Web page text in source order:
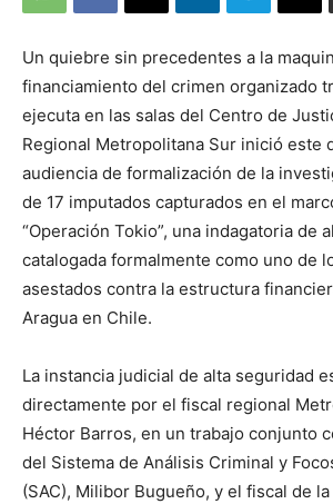
Un quiebre sin precedentes a la
financiamiento del crimen organizado
ejecuta en las salas del Centro de
Regional Metropolitana Sur inició este
audiencia de formalización de la
de 17 imputados capturados en el
“Operación Tokio”, una indagatoria de
catalogada formalmente como uno de
asestados contra la estructura
Aragua en Chile.
La instancia judicial de alta seguridad
directamente por el fiscal regional
Héctor Barros, en un trabajo conjunto
del Sistema de Análisis Criminal y
(SAC), Milibor Bugueño, y el fiscal de